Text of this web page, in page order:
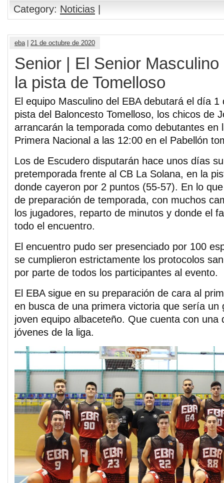
Category: Noticias
eba| 21 de octubre de 2020
Senior | El Senior
la pista de Tomelloso
El equipo Masculino del EBA debutará el día 1
pista del Baloncesto Tomelloso, los chicos de
arrancarán la temporada como debutantes en
Primera Nacional a las 12:00 en el Pabellón
Los de Escudero disputarán hace unos días
pretemporada frente al CB La Solana, en la
donde cayeron por 2 puntos (55-57). En lo
de preparación de temporada, con muchos
los jugadores, reparto de minutos y donde el
todo el encuentro.
El encuentro pudo ser presenciado por 100
se cumplieron estrictamente los protocolos
por parte de todos los participantes al evento.
El EBA sigue en su preparación de cara al
en busca de una primera victoria que sería un
joven equipo albaceteño. Que cuenta con una
jóvenes de la liga.